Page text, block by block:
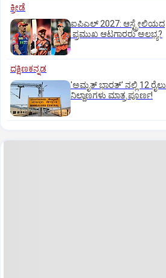
ಕ್ರೀಡೆ
ಐಪಿಎಲ್‌ 2027: ಆಸ್ಟ್ರೇಲಿಯದ
ಪ್ರಮುಖ ಆಟಗಾರರು ಅಲಭ್ಯ?
ದಕ್ಷಿಣಕನ್ನಡ
'ಅಮೃತ್‌ ಭಾರತ್‌' ನಲ್ಲಿ 12 ರೈಲು
ನಿಲ್ದಾಣಗಳು ಮಾತ್ರ ಪೂರ್ಣ!